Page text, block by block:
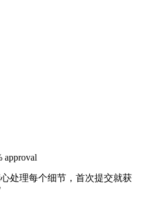
approval
处理每个细节，首次提交就获